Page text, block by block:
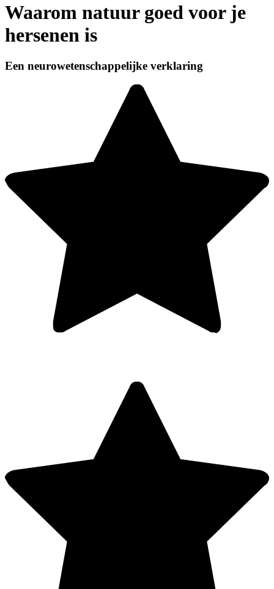
Waarom natuur goed voor je
hersenen is
Een neurowetenschappelijke verklaring